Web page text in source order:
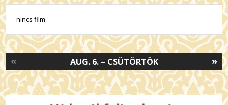
nincs film
»
AUG. 6. – CSÜTÖRTÖK
«